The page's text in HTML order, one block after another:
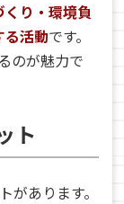
くり・環境負
る活動です。
のが魅力で
ト
があります。